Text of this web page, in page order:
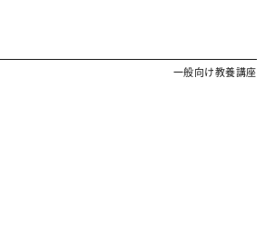
一般向け教養講座